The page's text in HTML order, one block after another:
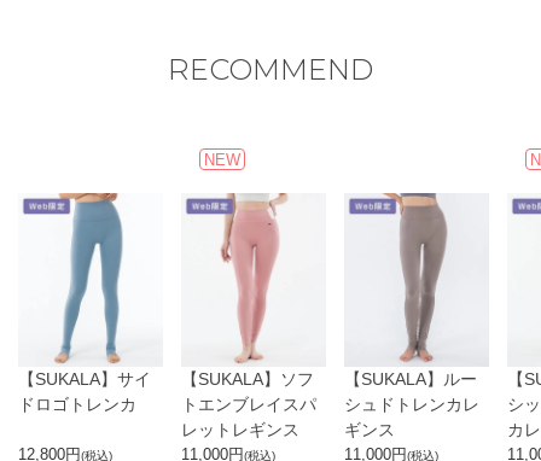
RECOMMEND
【SUKALA】サイ
ドロゴトレンカ
12,800円(税込)
NEW
【SUKALA】ソフ
トエンブレイスパ
レットレギンス
11,000円(税込)
【SUKALA】ルー
シュドトレンカレ
ギンス
11,000円(税込)
【
シ
カ